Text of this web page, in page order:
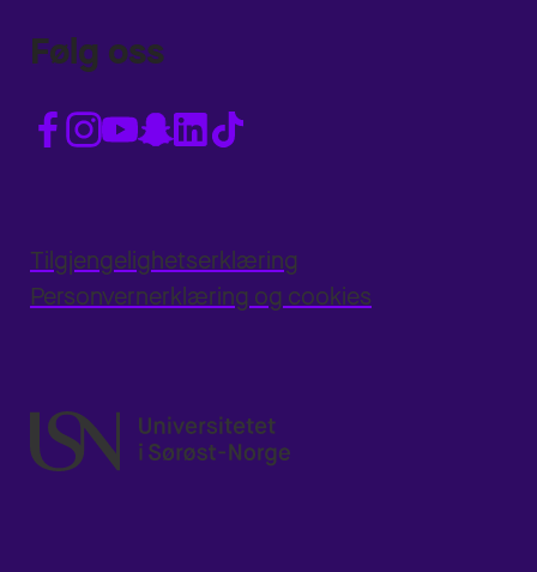
Følg oss
Tilgjengelighetserklæring
Personvernerklæring og cookies